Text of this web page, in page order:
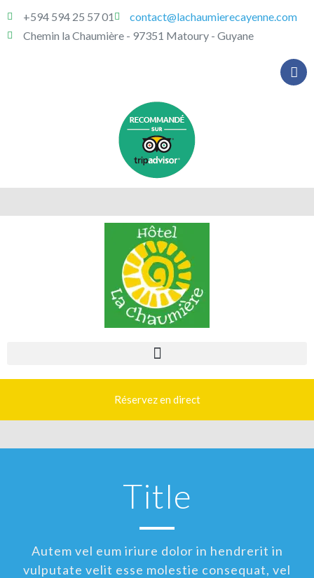
+594 594 25 57 01
contact@lachaumierecayenne.com
Chemin la Chaumière - 97351 Matoury - Guyane
Réservez en direct
Title
Autem vel eum iriure dolor in hendrerit in
vulputate velit esse molestie consequat, vel